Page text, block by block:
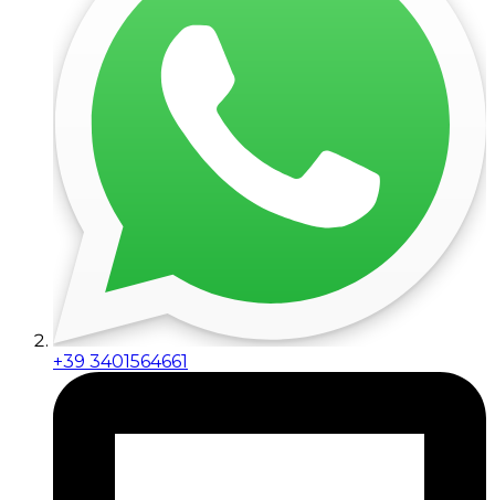
+39 3401564661